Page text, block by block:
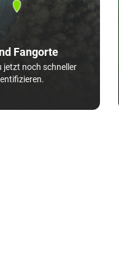
Fangorte
jetzt noch schneller